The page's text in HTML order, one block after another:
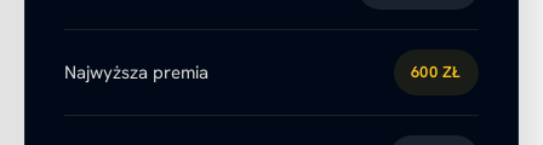
Najwyższa premia 600 ZŁ